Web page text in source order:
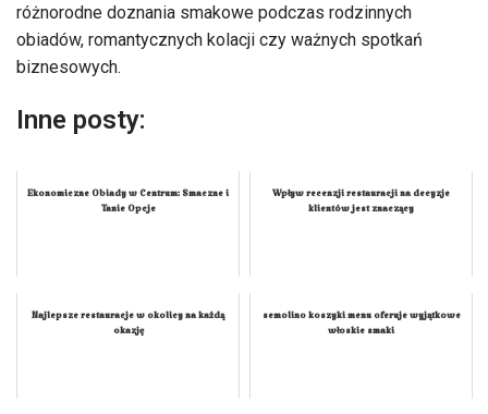
różnorodne doznania smakowe podczas rodzinnych
obiadów, romantycznych kolacji czy ważnych spotkań
biznesowych.
Inne posty:
Ekonomiczne Obiady w Centrum: Smaczne i
Tanie Opcje
Wpływ recenzji restauracji na decyzje
klientów jest znaczący
Najlepsze restauracje w okolicy na każdą
okazję
semolino koszyki menu oferuje wyjątkowe
włoskie smaki